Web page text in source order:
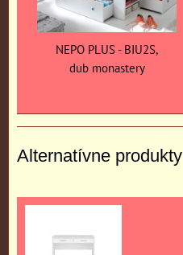
NEPO PLUS - BIU2S,
dub monastery
Alternatívne produkty